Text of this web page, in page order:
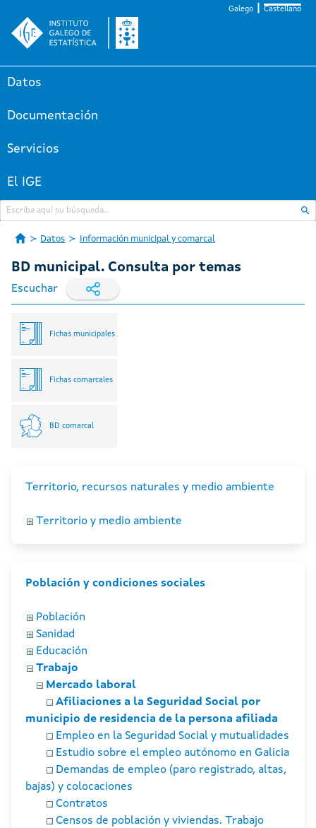
Galego Castellano
Datos
Documentación
Servicios
El IGE
Datos Información municipal y comarcal
BD municipal. Consulta por temas
Escuchar
Fichas municipales
Fichas comarcales
BD comarcal
Territorio, recursos naturales y medio ambiente
Territorio y medio ambiente
Población y condiciones sociales
Población
Sanidad
Educación
Trabajo
Mercado laboral
Afiliaciones a la Seguridad Social por
municipio de residencia de la persona afiliada
Empleo en la Seguridad Social y mutualidades
Estudio sobre el empleo autónomo en Galicia
Demandas de empleo (paro registrado, altas,
bajas) y colocaciones
Contratos
Censos de población y viviendas. Trabajo